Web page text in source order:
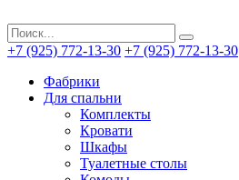
+7 (925) 772-13-30 +7 (925) 772-13-30
Фабрики
Для спальни
Комплекты
Кровати
Шкафы
Туалетные столы